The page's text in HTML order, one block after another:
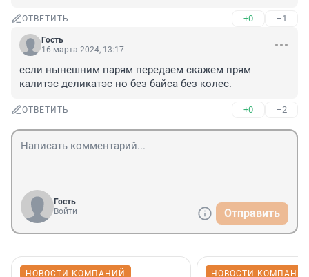
ОТВЕТИТЬ +0 –1
Гость
16 марта 2024, 13:17
если нынешним парям передаем скажем прям
калитэс деликатэс но без байса без колес.
ОТВЕТИТЬ +0 –2
Гость
Войти
Отправить
НОВОСТИ КОМПАНИЙ НОВОСТИ